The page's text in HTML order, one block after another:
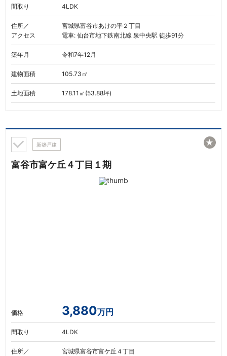
間取り 4LDK
住所／
アクセス
宮城県富谷市あけの平２丁目
電車: 仙台市地下鉄南北線 泉中央駅 徒歩91分
築年月 令和7年12月
建物面積 105.73㎡
土地面積 178.11㎡(53.88坪)
新築戸建
富谷市富ケ丘４丁目１期
価格 3,880万円
間取り 4LDK
住所／
宮城県富谷市富ケ丘４丁目
★